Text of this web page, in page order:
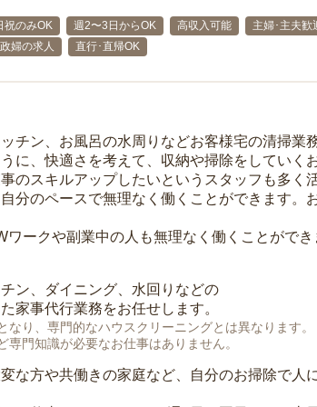
祝のみOK 週2〜3日からOK 高収入可能
主婦･主夫歓
婦の求人 直行･直帰OK
チン、お風呂の水周りなどお客様宅の清掃業
に、快適さを考えて、収納や掃除をしていく
のスキルアップしたいというスタッフも多く
分のペースで無理なく働くことができます。
ワークや副業中の人も無理なく働くことができ
ン、ダイニング、水回りなどの
家事代行業務をお任せします。
なり、専門的なハウスクリーニングとは異なります。
専門知識が必要なお仕事はありません。
な方や共働きの家庭など、自分のお掃除で人